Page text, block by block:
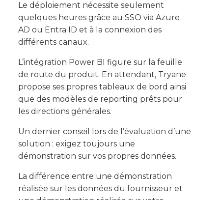
Le déploiement nécessite seulement
quelques heures grâce au SSO via Azure
AD ou Entra ID et à la connexion des
différents canaux.
L’intégration Power BI figure sur la feuille
de route du produit. En attendant, Tryane
propose ses propres tableaux de bord ainsi
que des modèles de reporting prêts pour
les directions générales.
Un dernier conseil lors de l’évaluation d’une
solution : exigez toujours une
démonstration sur vos propres données.
La différence entre une démonstration
réalisée sur les données du fournisseur et